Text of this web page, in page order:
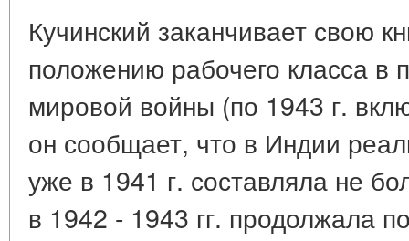
Кучинский заканчивает свою
положению рабочего класса в
мировой войны (по 1943 г.
он сообщает, что в Индии
уже в 1941 г. составляла не
в 1942 - 1943 гг. продолжала